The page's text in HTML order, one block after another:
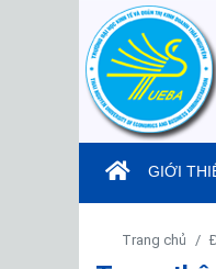
(current)
GIỚI
Trang chủ